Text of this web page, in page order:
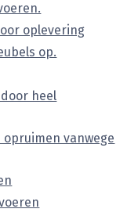
oplevering
op.
heel
vanwege